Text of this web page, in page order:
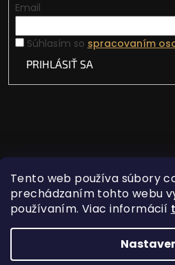
Tento web používa súbory
prechádzaním tohto webu
používaním. Viac informácií
Email
Súhlasím so spracovaním
PRIHLÁSIŤ SA
Vytvoril